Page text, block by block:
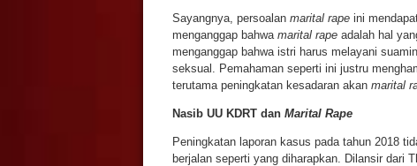
Sayangnya, persoalan marital rape ini
menganggap bahwa marital rape adalah hal
menganggap bahwa istri harus melayani
seksual. Pemahaman seperti ini justru
terutama peningkatan kesadaran akan marital
Nasib UU KDRT dan Marital Rape
Peningkatan laporan kasus pada tahun 2018
berjalan seperti yang diharapkan. Dilansir dari